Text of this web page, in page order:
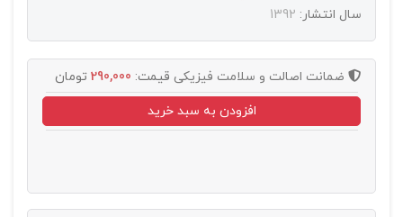
سال انتشار: 1392
ضمانت اصالت و سلامت فیزیکی قیمت: 290,000 تومان
افزودن به سبد خرید